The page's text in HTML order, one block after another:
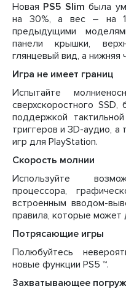
Новая PS5 Slim была
на 30%, а вес – на
предыдущими
панели крышки,
глянцевый вид, а нижняя
Игра не имеет границ
Испытайте
сверхскоростного
поддержкой
триггеров и 3D-аудио, а
игр для PlayStation.
Скорость молнии
Используйте
процессора,
встроенным вводом-
правила, которые может
Потрясающие игры
Полюбуйтесь
новые функции PS5 ™.
Захватывающее